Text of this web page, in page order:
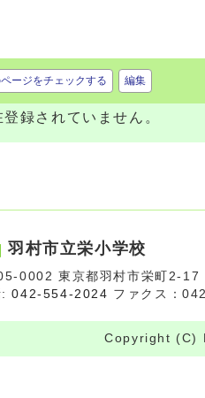
ージをチェックする 編集
登録されていません。
羽村市立栄小学校
0002 東京都羽村市栄町2-17
:042-554-2024 ファクス：
Copyright (C)